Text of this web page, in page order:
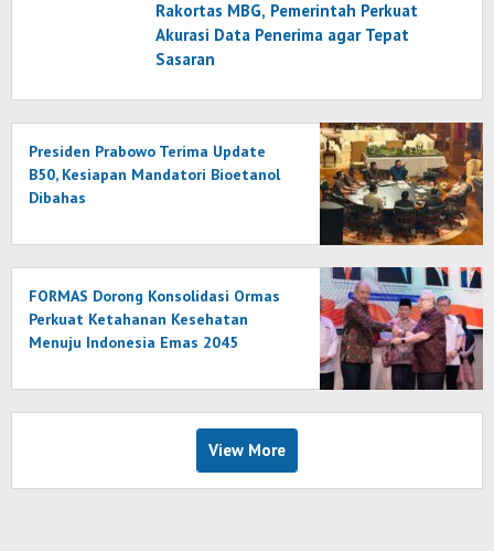
Rakortas MBG, Pemerintah Perkuat
Akurasi Data Penerima agar Tepat
Sasaran
Presiden Prabowo Terima Update
B50, Kesiapan Mandatori Bioetanol
Dibahas
FORMAS Dorong Konsolidasi Ormas
Perkuat Ketahanan Kesehatan
Menuju Indonesia Emas 2045
View More